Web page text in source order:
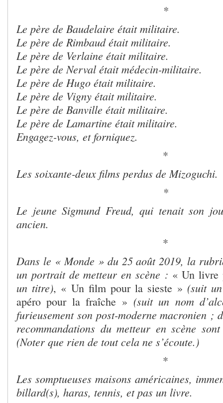
*
Le père de Baudelaire était militaire.
Le père de Rimbaud était militaire.
Le père de Verlaine était militaire.
Le père de Nerval était médecin-militaire.
Le père de Hugo était militaire.
Le père de Vigny était militaire.
Le père de Banville était militaire.
Le père de Lamartine était militaire.
Engagez-vous, et forniquez.
*
Les soixante-deux films perdus de Mizoguchi.
*
Le jeune Sigmund Freud, qui tenait son
ancien.
*
Dans le « Monde » du 25 août 2019, la
un portrait de metteur en scène : « Un livre
un titre), « Un film pour la sieste » (suit
apéro pour la fraîche » (suit un nom
furieusement son post-moderne macronien ;
recommandations du metteur en scène
(Noter que rien de tout cela ne s’écoute.)
*
Les somptueuses maisons américaines,
billard(s), haras, tennis, et pas un livre.